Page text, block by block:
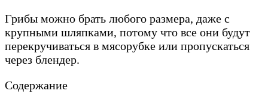
Грибы можно брать любого размера, даже с
крупными шляпками, потому что все они будут
перекручиваться в мясорубке или пропускаться
через блендер.
Содержание